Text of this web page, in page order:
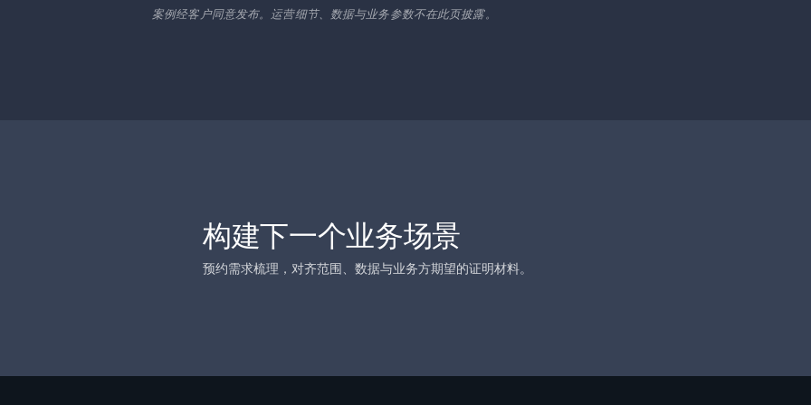
案例经客户同意发布。运营细节、数据与业务参数不在此页披露。
构建下一个业务场景
预约需求梳理，对齐范围、数据与业务方期望的证明材料。